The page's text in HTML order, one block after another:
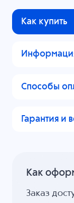
Как купить
Способы
Гарантия и
Как
Заказ